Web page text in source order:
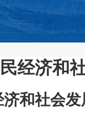
经济和
和社会